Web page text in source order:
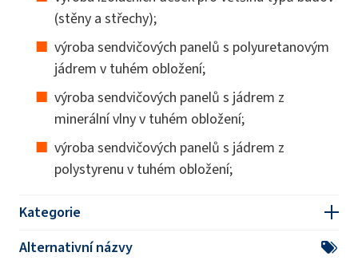
(stěny a střechy);
výroba sendvičových panelů s polyuretanovým
jádrem v tuhém obložení;
výroba sendvičových panelů s jádrem z
minerální vlny v tuhém obložení;
výroba sendvičových panelů s jádrem z
polystyrenu v tuhém obložení;
Kategorie
Alternativní názvy